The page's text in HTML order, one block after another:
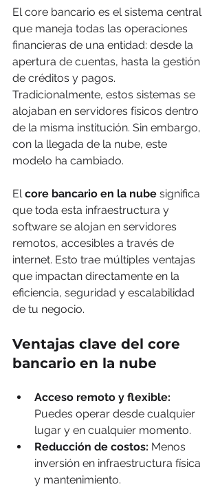
El core bancario es el sistema central
que maneja todas las operaciones
financieras de una entidad: desde la
apertura de cuentas, hasta la gestión
de créditos y pagos.
Tradicionalmente, estos sistemas se
alojaban en servidores físicos dentro
de la misma institución. Sin embargo,
con la llegada de la nube, este
modelo ha cambiado.
El core bancario en la nube significa
que toda esta infraestructura y
software se alojan en servidores
remotos, accesibles a través de
internet. Esto trae múltiples ventajas
que impactan directamente en la
eficiencia, seguridad y escalabilidad
de tu negocio.
Ventajas clave del core
bancario en la nube
Acceso remoto y flexible:
Puedes operar desde cualquier
lugar y en cualquier momento.
Reducción de costos: Menos
inversión en infraestructura física
y mantenimiento.